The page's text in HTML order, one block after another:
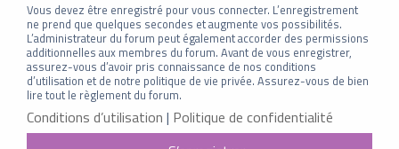
Vous devez être enregistré pour vous connecter. L’enregistrement
ne prend que quelques secondes et augmente vos possibilités.
L’administrateur du forum peut également accorder des permissions
additionnelles aux membres du forum. Avant de vous enregistrer,
assurez-vous d’avoir pris connaissance de nos conditions
d’utilisation et de notre politique de vie privée. Assurez-vous de bien
lire tout le règlement du forum.
Conditions d’utilisation | Politique de confidentialité